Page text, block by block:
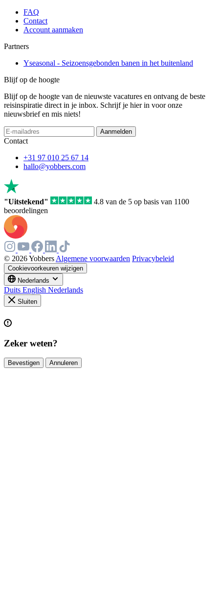
FAQ
Contact
Account aanmaken
Partners
Yseasonal - Seizoensgebonden banen in het buitenland
Blijf op de hoogte
Blijf op de hoogte van de nieuwste vacatures en ontvang de beste
reisinspiratie direct in je inbox. Schrijf je hier in voor onze
nieuwsbrief en mis niets!
Aanmelden
Contact
+31 97 010 25 67 14
hallo@yobbers.com
"Uitstekend"
4.8 van de 5 op basis van 1100
beoordelingen
© 2026 Yobbers Algemene voorwaarden Privacybeleid
Cookievoorkeuren wijzigen
Nederlands
Duits English Nederlands
Sluiten
Zeker weten?
Bevestigen Annuleren